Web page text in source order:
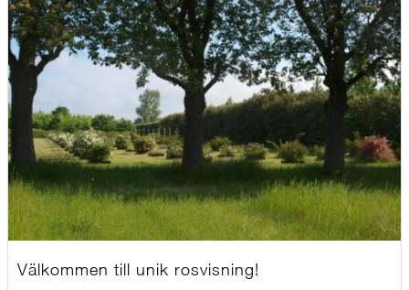
Välkommen till unik rosvisning!